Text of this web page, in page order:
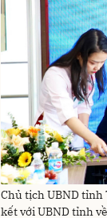
Chủ tịch UBND tỉnh
kết với UBND tỉnh